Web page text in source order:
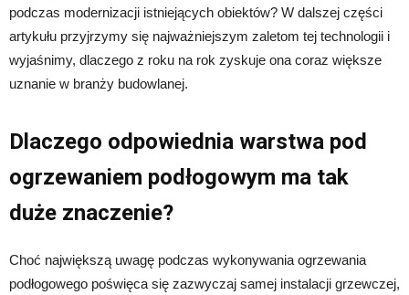
podczas modernizacji istniejących obiektów? W dalszej części
artykułu przyjrzymy się najważniejszym zaletom tej technologii i
wyjaśnimy, dlaczego z roku na rok zyskuje ona coraz większe
uznanie w branży budowlanej.
Dlaczego odpowiednia warstwa pod
ogrzewaniem podłogowym ma tak
duże znaczenie?
Choć największą uwagę podczas wykonywania ogrzewania
podłogowego poświęca się zazwyczaj samej instalacji grzewczej,